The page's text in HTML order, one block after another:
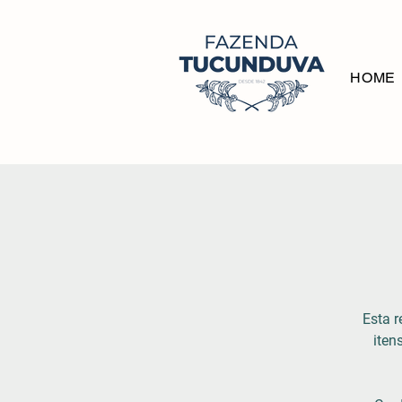
HOME
Esta